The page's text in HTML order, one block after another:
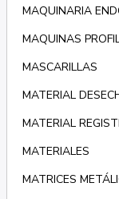
MAQUINARIA
MAQUINAS
MASCARILLAS
MATERIAL
MATERIAL
MATERIALES
MATRICES